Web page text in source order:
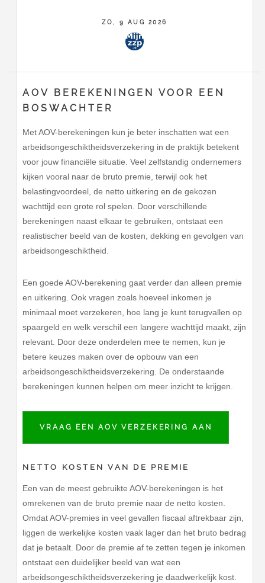
ZO, 9 AUG 2026
AOV BEREKENINGEN VOOR EEN
BOSWACHTER
Met AOV-berekeningen kun je beter inschatten wat een
arbeidsongeschiktheidsverzekering in de praktijk betekent
voor jouw financiële situatie. Veel zelfstandig ondernemers
kijken vooral naar de bruto premie, terwijl ook het
belastingvoordeel, de netto uitkering en de gekozen
wachttijd een grote rol spelen. Door verschillende
berekeningen naast elkaar te gebruiken, ontstaat een
realistischer beeld van de kosten, dekking en gevolgen van
arbeidsongeschiktheid.
Een goede AOV-berekening gaat verder dan alleen premie
en uitkering. Ook vragen zoals hoeveel inkomen je
minimaal moet verzekeren, hoe lang je kunt terugvallen op
spaargeld en welk verschil een langere wachttijd maakt, zijn
relevant. Door deze onderdelen mee te nemen, kun je
betere keuzes maken over de opbouw van een
arbeidsongeschiktheidsverzekering. De onderstaande
berekeningen kunnen helpen om meer inzicht te krijgen.
VRAAG EEN AOV VERZEKERING AAN
NETTO KOSTEN VAN DE PREMIE
Een van de meest gebruikte AOV-berekeningen is het
omrekenen van de bruto premie naar de netto kosten.
Omdat AOV-premies in veel gevallen fiscaal aftrekbaar zijn,
liggen de werkelijke kosten vaak lager dan het bruto bedrag
dat je betaalt. Door de premie af te zetten tegen je inkomen
ontstaat een duidelijker beeld van wat een
arbeidsongeschiktheidsverzekering je daadwerkelijk kost.